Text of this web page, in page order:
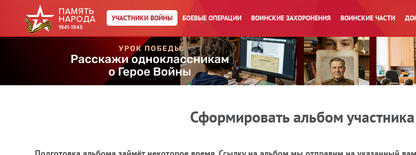
УЧАСТНИКИ ВОЙНЫ БОЕВЫЕ ОПЕРАЦИИ ВОИНСКИЕ ЗАХОРОНЕНИЯ ВОИНСКИЕ ЧАСТИ
Сформировать альбом